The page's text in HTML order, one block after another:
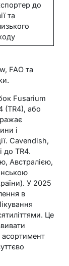
до
та
FAO та
Fusarium
(TR4), або
і
Cavendish,
до TR4.
Австралією,
У 2025
в
Це
асортимент